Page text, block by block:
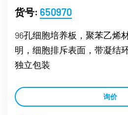
货号: 650970
96孔细胞培养板，聚苯乙烯
明，细胞排斥表面，带凝结
独立包装
询价